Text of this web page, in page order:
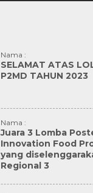
Nama :
SELAMAT ATAS
P2MD TAHUN 2023
Nama :
Juara 3 Lomba
Innovation Food
yang
Regional 3